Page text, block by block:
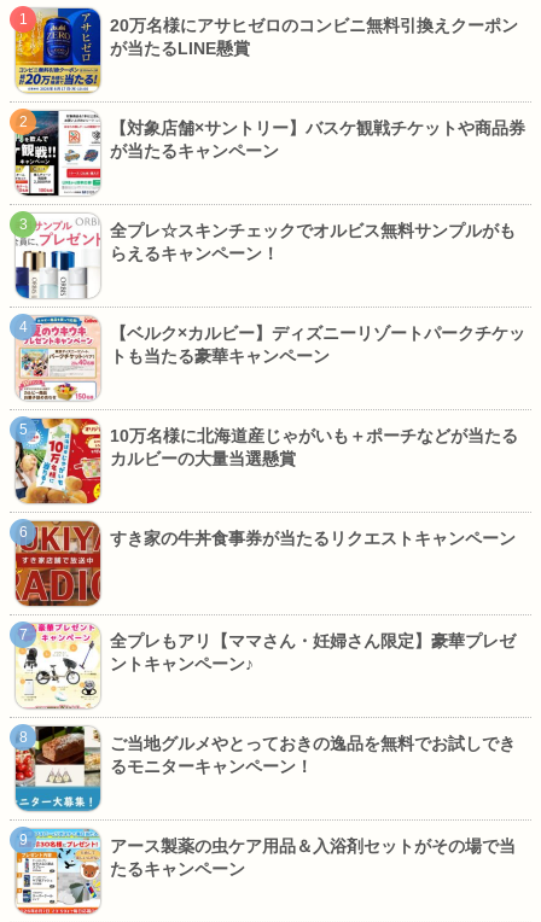
20万名様にアサヒゼロのコンビニ無料引換えクーポン
が当たるLINE懸賞
【対象店舗×サントリー】バスケ観戦チケットや商品券
が当たるキャンペーン
全プレ☆スキンチェックでオルビス無料サンプルがも
らえるキャンペーン！
【ベルク×カルビー】ディズニーリゾートパークチケッ
トも当たる豪華キャンペーン
10万名様に北海道産じゃがいも＋ポーチなどが当たる
カルビーの大量当選懸賞
すき家の牛丼食事券が当たるリクエストキャンペーン
全プレもアリ【ママさん・妊婦さん限定】豪華プレゼ
ントキャンペーン♪
ご当地グルメやとっておきの逸品を無料でお試しでき
るモニターキャンペーン！
アース製薬の虫ケア用品＆入浴剤セットがその場で当
たるキャンペーン